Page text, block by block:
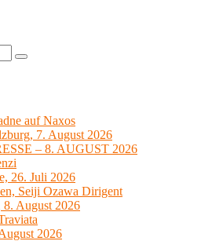
Suchen
auf Naxos
7. August 2026
– 8. AUGUST 2026
26. Juli 2026
Seiji Ozawa Dirigent
8. August 2026
2026